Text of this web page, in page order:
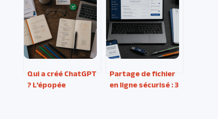
booster vos
documents
élevé ne garantit
jamais l’origine
humaine d’un texte
Qui a créé ChatGPT
? L’épopée
Partage de fichier
en ligne sécurisé : 3